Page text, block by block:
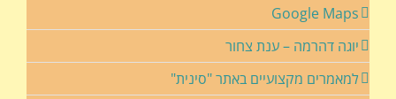
Google Maps
יוגה דהרמה – ענת צחור
למאמרים מקצועיים באתר "סינית"